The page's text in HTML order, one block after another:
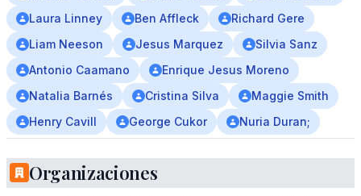
Laura Linney
Ben Affleck
Richard Gere
Liam Neeson
Jesus Marquez
Silvia Sanz
Antonio Caamano
Enrique Jesus Moreno
Natalia Barnés
Cristina Silva
Maggie Smith
Henry Cavill
George Cukor Nuria Duran;
Organizaciones